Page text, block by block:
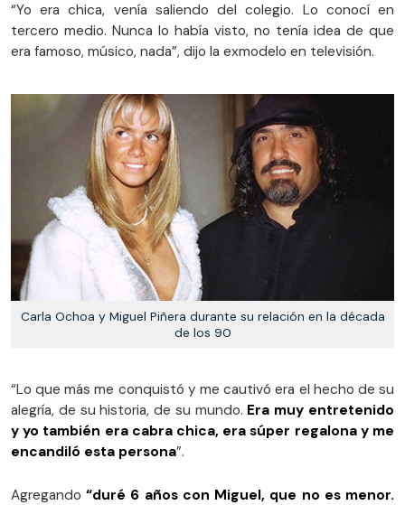
“Yo era chica, venía saliendo del colegio. Lo conocí en
tercero medio. Nunca lo había visto, no tenía idea de que
era famoso, músico, nada”, dijo la exmodelo en televisión.
Carla Ochoa y Miguel Piñera durante su relación en la década
de los 90
“Lo que más me conquistó y me cautivó era el hecho de su
alegría, de su historia, de su mundo. Era muy entretenido
y yo también era cabra chica, era súper regalona y me
encandiló esta persona”.
Agregando“duré 6 años con Miguel, que no es menor.